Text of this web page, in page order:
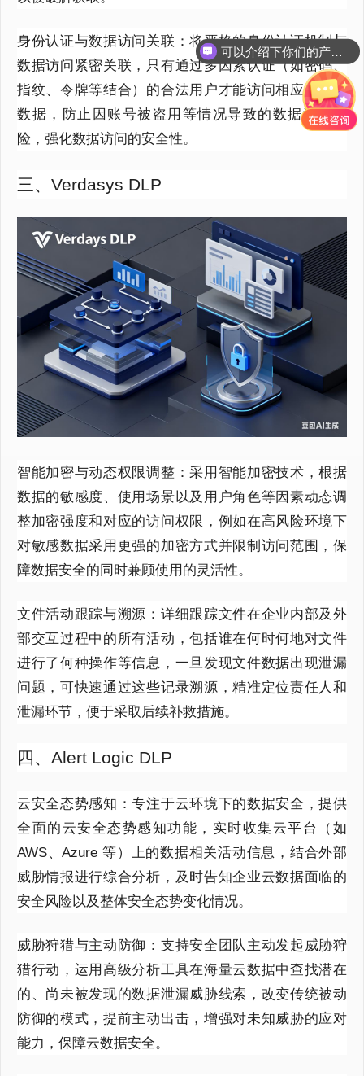
身份认证与数据访问关联：将严格的身份认证机制与
数据访问紧密关联，只有通过多因素认证（如密码、
指纹、令牌等结合）的合法用户才能访问相应权限的
数据，防止因账号被盗用等情况导致的数据泄漏风
险，强化数据访问的安全性。
三、Verdasys DLP
智能加密与动态权限调整：采用智能加密技术，根据
数据的敏感度、使用场景以及用户角色等因素动态调
整加密强度和对应的访问权限，例如在高风险环境下
对敏感数据采用更强的加密方式并限制访问范围，保
障数据安全的同时兼顾使用的灵活性。
文件活动跟踪与溯源：详细跟踪文件在企业内部及外
部交互过程中的所有活动，包括谁在何时何地对文件
进行了何种操作等信息，一旦发现文件数据出现泄漏
问题，可快速通过这些记录溯源，精准定位责任人和
泄漏环节，便于采取后续补救措施。
四、Alert Logic DLP
云安全态势感知：专注于云环境下的数据安全，提供
全面的云安全态势感知功能，实时收集云平台（如
AWS、Azure 等）上的数据相关活动信息，结合外部
威胁情报进行综合分析，及时告知企业云数据面临的
安全风险以及整体安全态势变化情况。
威胁狩猎与主动防御：支持安全团队主动发起威胁狩
猎行动，运用高级分析工具在海量云数据中查找潜在
的、尚未被发现的数据泄漏威胁线索，改变传统被动
防御的模式，提前主动出击，增强对未知威胁的应对
能力，保障云数据安全。
你们是怎么收费的呢？